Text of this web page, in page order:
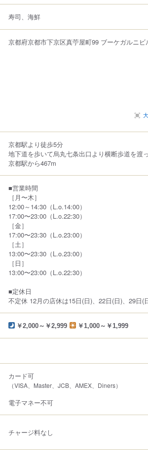
寿司、海鮮
京都府京都市下京区真苧屋町99 ブーケガルニビ
京都駅より徒歩5分
地下道を歩いて烏丸七条出口より横断歩道を渡
京都駅から467m
■営業時間
［月〜木］
12:00～14:30（L.o.14:00）
17:00〜23:00（L.o.22:30）
［金］
17:00〜23:30（L.o.23:00）
［土］
13:00〜23:30（L.o.23:00）
［日］
13:00〜23:00（L.o.22:30）
■定休日
不定休 12月の店休は15日(日)、22日(日)、29日(
￥2,000～￥2,999 ￥1,000～￥1,999
カード可
（VISA、Master、JCB、AMEX、Diners）
電子マネー不可
チャージ料なし